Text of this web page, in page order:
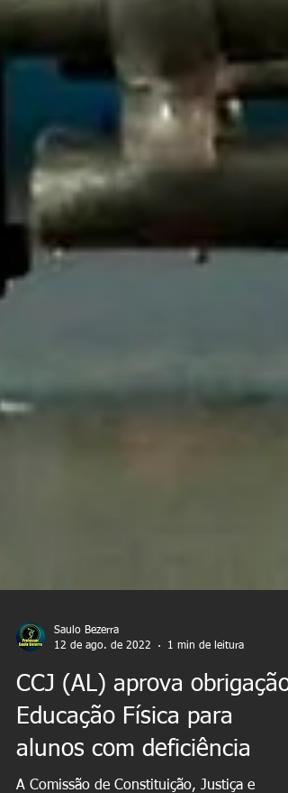
Saulo Bezerra
12 de ago. de 2022
1 min de leitura
CCJ (AL) aprova obrigação